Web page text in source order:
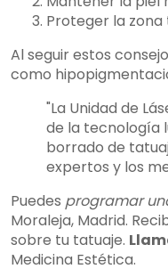
Proteger la
Al seguir estos
como
"La Unidad de
de la tecnología
borrado de
expertos y los
Puedes programar
Moraleja, Madrid.
sobre tu tatuaje.
Medicina Estética.